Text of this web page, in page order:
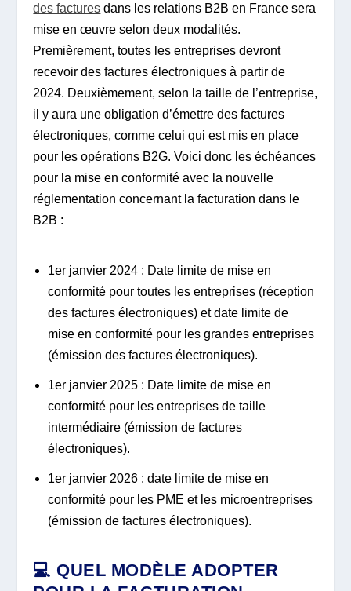
des factures dans les relations B2B en France sera
mise en œuvre selon deux modalités.
Premièrement, toutes les entreprises devront
recevoir des factures électroniques à partir de
2024. Deuxièmement, selon la taille de l’entreprise,
il y aura une obligation d’émettre des factures
électroniques, comme celui qui est mis en place
pour les opérations B2G. Voici donc les échéances
pour la mise en conformité avec la nouvelle
réglementation concernant la facturation dans le
B2B :
1er janvier 2024 : Date limite de mise en
conformité pour toutes les entreprises (réception
des factures électroniques) et date limite de
mise en conformité pour les grandes entreprises
(émission des factures électroniques).
1er janvier 2025 : Date limite de mise en
conformité pour les entreprises de taille
intermédiaire (émission de factures
électroniques).
1er janvier 2026 : date limite de mise en
conformité pour les PME et les microentreprises
(émission de factures électroniques).
💻 QUEL MODÈLE ADOPTER